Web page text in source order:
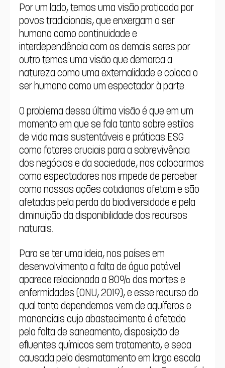
Por um lado, temos uma visão praticada por
povos tradicionais, que enxergam o ser
humano como continuidade e
interdependência com os demais seres por
outro temos uma visão que demarca a
natureza como uma externalidade e coloca o
ser humano como um espectador à parte.
O problema dessa última visão é que em um
momento em que se fala tanto sobre estilos
de vida mais sustentáveis e práticas ESG
como fatores cruciais para a sobrevivência
dos negócios e da sociedade, nos colocarmos
como espectadores nos impede de perceber
como nossas ações cotidianas afetam e são
afetadas pela perda da biodiversidade e pela
diminuição da disponibilidade dos recursos
naturais.
Para se ter uma ideia, nos países em
desenvolvimento a falta de água potável
aparece relacionada a 80% das mortes e
enfermidades (ONU, 2019), e esse recurso do
qual tanto dependemos vem de aquíferos e
mananciais cujo abastecimento é afetado
pela falta de saneamento, disposição de
efluentes químicos sem tratamento, e seca
causada pelo desmatamento em larga escala